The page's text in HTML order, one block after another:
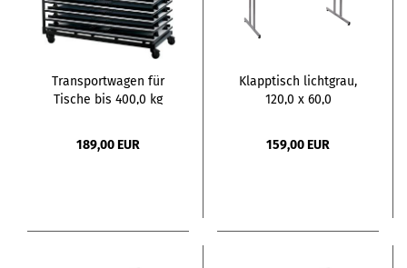
Transportwagen für
Tische bis 400,0 kg
189,00 EUR
Klapptisch lichtgrau,
120,0 x 60,0
159,00 EUR